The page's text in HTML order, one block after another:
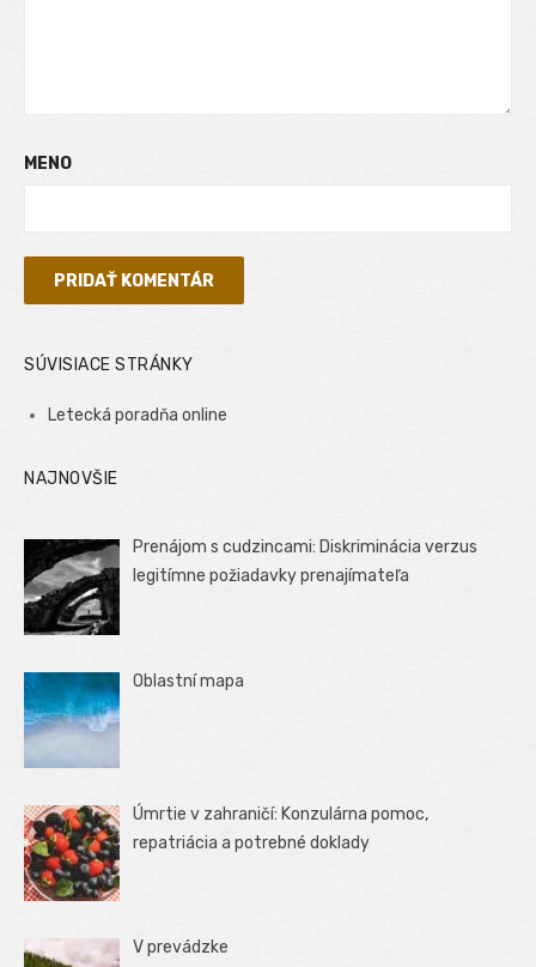
MENO
SÚVISIACE STRÁNKY
Letecká poradňa online
NAJNOVŠIE
Prenájom s cudzincami: Diskriminácia verzus
legitímne požiadavky prenajímateľa
Oblastní mapa
Úmrtie v zahraničí: Konzulárna pomoc,
repatriácia a potrebné doklady
V prevádzke